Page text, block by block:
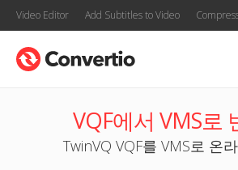
Video Editor Add Subtitles to Video
VQF에서 VMS로
TwinVQ VQF를 VMS로 온